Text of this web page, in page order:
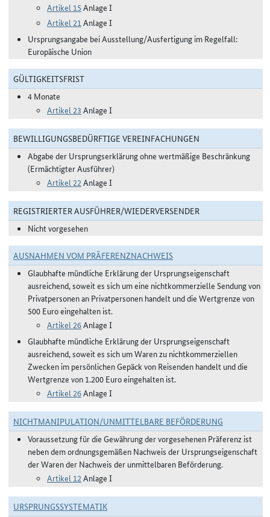
Artikel 15 Anlage I
Artikel 21Anlage I
Ursprungsangabe bei Ausstellung/Ausfertigung im Regelfall:
Europäische Union
GÜLTIGKEITSFRIST
4 Monate
Artikel 23 Anlage I
BEWILLIGUNGSBEDÜRFTIGE VEREINFACHUNGEN
Abgabe der Ursprungserklärung ohne wertmäßige Beschränkung
(Ermächtigter Ausführer)
Artikel 22 Anlage I
REGISTRIERTER AUSFÜHRER/WIEDERVERSENDER
Nicht vorgesehen
AUSNAHMEN VOM PRÄFERENZNACHWEIS
Glaubhafte mündliche Erklärung der Ursprungseigenschaft
ausreichend, soweit es sich um eine nichtkommerzielle Sendung von
Privatpersonen an Privatpersonen handelt und die Wertgrenze von
500 Euro eingehalten ist.
Artikel 26Anlage I
Glaubhafte mündliche Erklärung der Ursprungseigenschaft
ausreichend, soweit es sich um Waren zu nichtkommerziellen
Zwecken im persönlichen Gepäck von Reisenden handelt und die
Wertgrenze von 1.200 Euro eingehalten ist.
Artikel 26Anlage I
NICHTMANIPULATION/UNMITTELBARE BEFÖRDERUNG
Voraussetzung für die Gewährung der vorgesehenen Präferenz ist
neben dem ordnungsgemäßen Nachweis der Ursprungseigenschaft
der Waren der Nachweis der unmittelbaren Beförderung.
Artikel 12 Anlage I
URSPRUNGSSYSTEMATIK